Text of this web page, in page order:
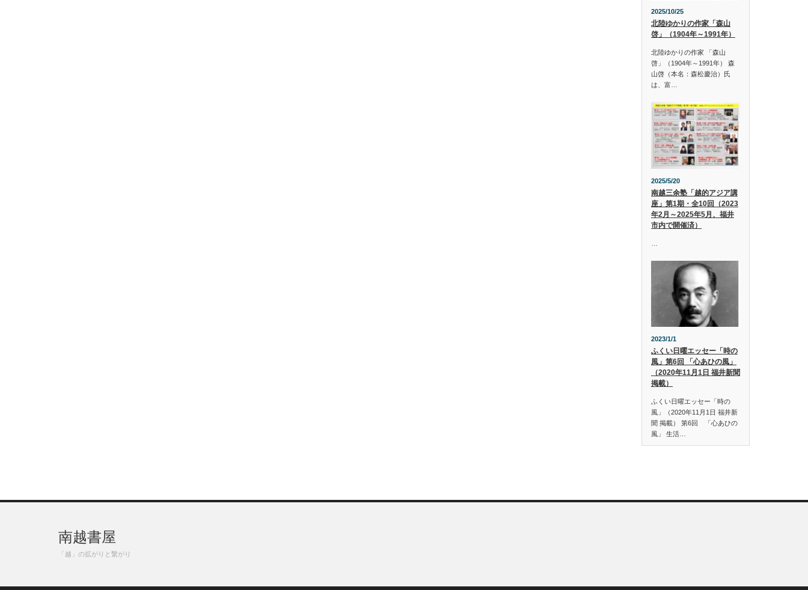
2025/10/25
北陸ゆかりの作家「森山
啓」（1904年～1991年）
北陸ゆかりの作家 「森山
啓」（1904年～1991年） 森
山啓（本名：森松慶治）氏
は、富…
2025/5/20
南越三余塾「越的アジア講
座」第1期・全10回（2023
年2月～2025年5月、福井
市内で開催済）
2023/1/1
ふくい日曜エッセー「時の
風」第6回 「心あひの風」
（2020年11月1日 福井新聞
掲載）
ふくい日曜エッセー「時の
風」（2020年11月1日 福井新
聞 掲載） 第6回 「心あひの
風」 生活…
南越書屋
「越」の拡がりと繋がり